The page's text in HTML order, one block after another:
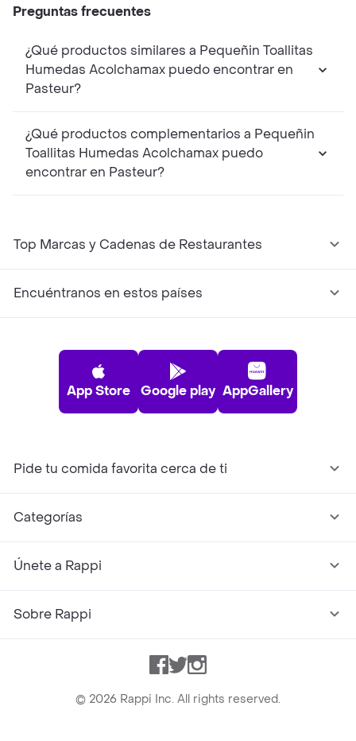
Preguntas frecuentes
¿Qué productos similares a Pequeñin Toallitas
Humedas Acolchamax puedo encontrar en
Pasteur?
¿Qué productos complementarios a Pequeñin
Toallitas Humedas Acolchamax puedo
encontrar en Pasteur?
Top Marcas y Cadenas de Restaurantes
Encuéntranos en estos países
App Store Google play AppGallery
Pide tu comida favorita cerca de ti
Categorías
Únete a Rappi
Sobre Rappi
Facebook
TwitterInstagram
© 2026 Rappi Inc. All rights reserved.